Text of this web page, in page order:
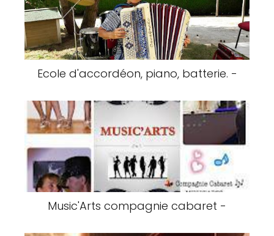
Ecole d'accordéon, piano, batterie. -
Music'Arts compagnie cabaret -